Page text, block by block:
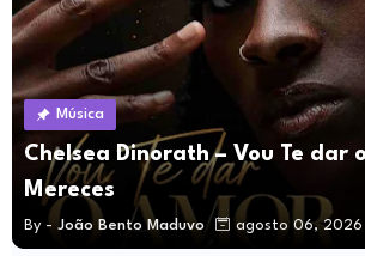
Música
Chelsea Dinorath – Vou Te dar
Mereces
By - João Bento Maduvo agosto 06, 2026